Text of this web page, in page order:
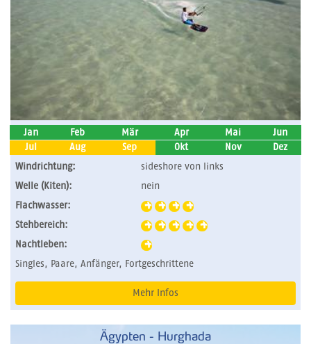
Jan Feb Mär Apr Mai
Jun
Jul
Aug Sep Okt Nov
Dez
Windrichtung:
sideshore von links
Welle (Kiten):
nein
Flachwasser:
Stehbereich:
Nachtleben:
Singles, Paare, Anfänger, Fortgeschrittene
Mehr Infos
Ägypten - Hurghada